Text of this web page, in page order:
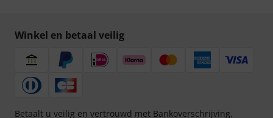
Winkel en betaal veilig
Betaalt u veilig en vertrouwd met Bankoverschrijving,